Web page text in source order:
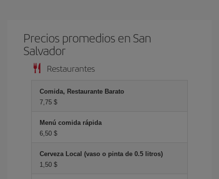
Precios promedios en San
Salvador
Restaurantes
Comida, Restaurante Barato
7,75 $
Menú comida rápida
6,50 $
Cerveza Local (vaso o pinta de 0.5 litros)
1,50 $